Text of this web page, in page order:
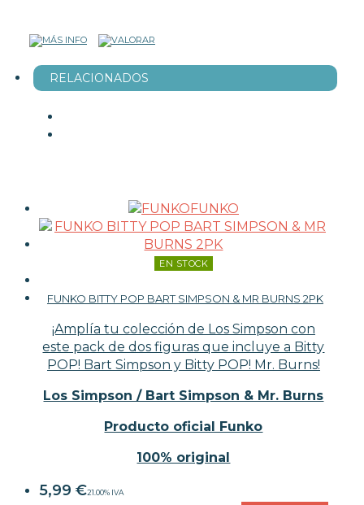
RELACIONADOS
FUNKO
EN STOCK
FUNKO BITTY POP BART SIMPSON & MR BURNS 2PK
¡Amplía tu colección de Los Simpson con
este pack de dos figuras que incluye a Bitty
POP! Bart Simpson y Bitty POP! Mr. Burns!
Los Simpson / Bart Simpson & Mr. Burns
Producto oficial Funko
100% original
5,99 €21.00% IVA